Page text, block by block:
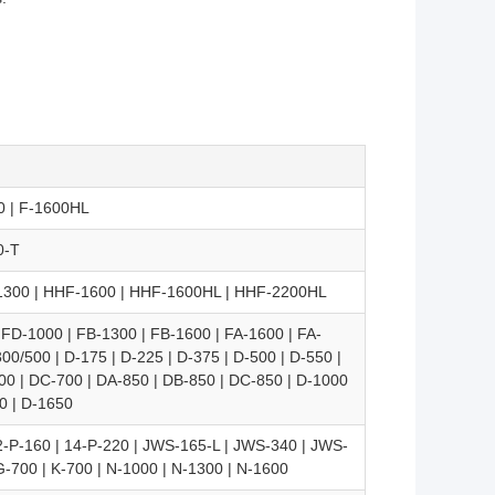
| F-1600HL
T
| HHF-1600 | HHF-1600HL | HHF-2200HL
1000 | FB-1300 | FB-1600 | FA-1600 | FA-
500 | D-175 | D-225 | D-375 | D-500 | D-550 |
| DC-700 | DA-850 | DB-850 | DC-850 | D-1000
| D-1650
160 | 14-P-220 | JWS-165-L | JWS-340 | JWS-
700 | K-700 | N-1000 | N-1300 | N-1600